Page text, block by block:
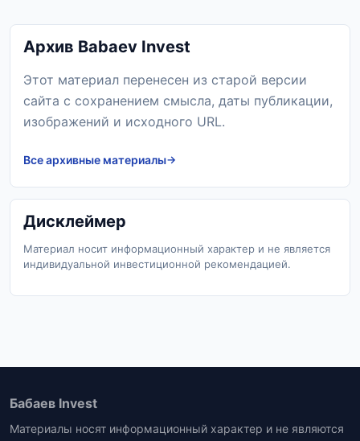
Архив Babaev Invest
Этот материал перенесен из старой версии
сайта с сохранением смысла, даты публикации,
изображений и исходного URL.
Все архивные материалы
Дисклеймер
Материал носит информационный характер и не является
индивидуальной инвестиционной рекомендацией.
Бабаев Invest
Материалы носят информационный характер и не являются